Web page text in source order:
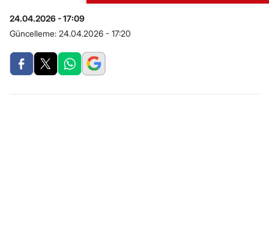
24.04.2026 - 17:09
Güncelleme: 24.04.2026 - 17:20